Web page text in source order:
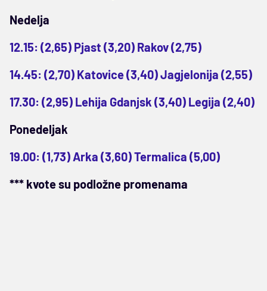
Nedelja
12.15: (2,65) Pjast (3,20) Rakov (2,75)
14.45: (2,70) Katovice (3,40) Jagjelonija (2,55)
17.30: (2,95) Lehija Gdanjsk (3,40) Legija (2,40)
Ponedeljak
19.00: (1,73) Arka (3,60) Termalica (5,00)
*** kvote su podložne promenama